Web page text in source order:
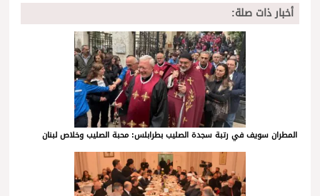
أخبار ذات صلة:
المطران سويف في رتبة سجدة الصليب بطرابلس: محبة الصليب وخلاص لبنان